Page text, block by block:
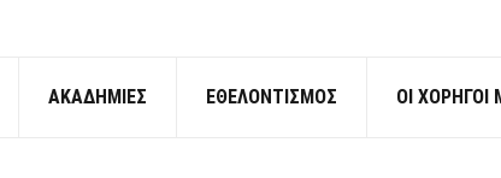
ΑΚΑΔΗΜΙΕΣ ΕΘΕΛΟΝΤΙΣΜΟΣ ΟΙ ΧΟΡΗΓΟΙ